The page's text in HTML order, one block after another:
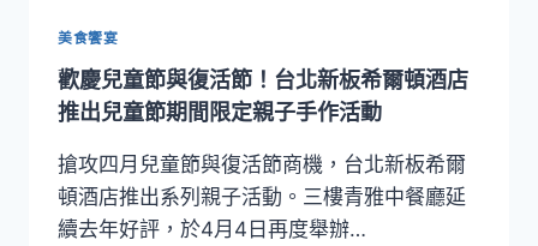
房」
推
多
款
限
定
美食饗宴
歡慶兒童節與復活節！台北新板希爾頓酒店
推出兒童節期間限定親子手作活動
搶攻四月兒童節與復活節商機，台北新板希爾
頓酒店推出系列親子活動。三樓青雅中餐廳延
續去年好評，於4月4日再度舉辦…